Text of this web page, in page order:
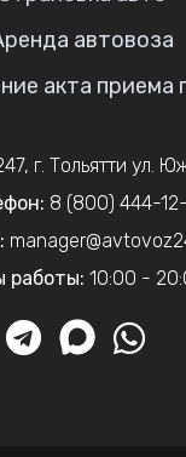
автовоза
акта приема
, г. Тольятти ул.
8 (800) 444-
работы: 10:00 -